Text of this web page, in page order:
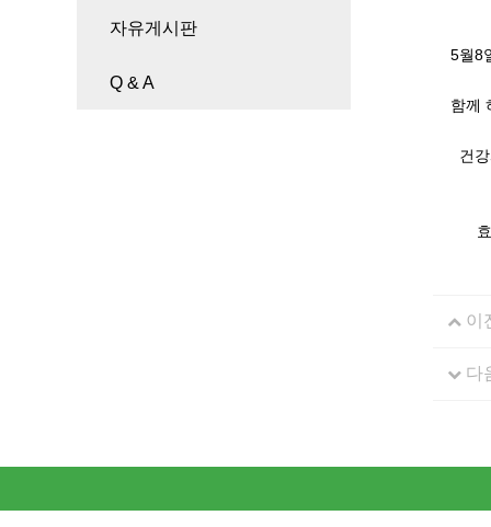
자유게시판
Q & A
5월8
함께
건강
효덕
이
다